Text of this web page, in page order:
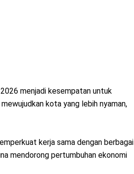
menjadi kesempatan untuk
kota yang lebih nyaman,
kerja sama dengan berbagai
mendorong pertumbuhan ekonomi